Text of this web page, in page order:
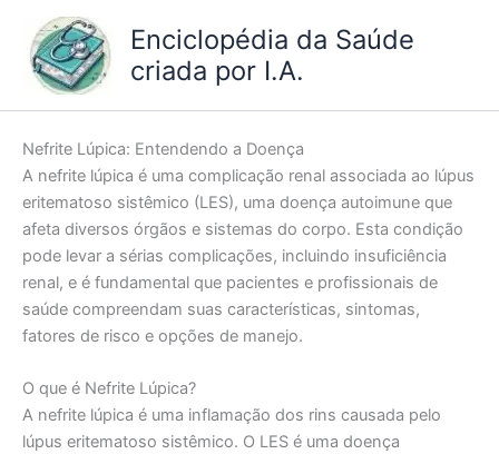
conteúdo
Enciclopédia da Saúde
criada por I.A.
Nefrite Lúpica: Entendendo a Doença
A nefrite lúpica é uma complicação renal associada ao lúpus
eritematoso sistêmico (LES), uma doença autoimune que
afeta diversos órgãos e sistemas do corpo. Esta condição
pode levar a sérias complicações, incluindo insuficiência
renal, e é fundamental que pacientes e profissionais de
saúde compreendam suas características, sintomas,
fatores de risco e opções de manejo.
O que é Nefrite Lúpica?
A nefrite lúpica é uma inflamação dos rins causada pelo
lúpus eritematoso sistêmico. O LES é uma doença